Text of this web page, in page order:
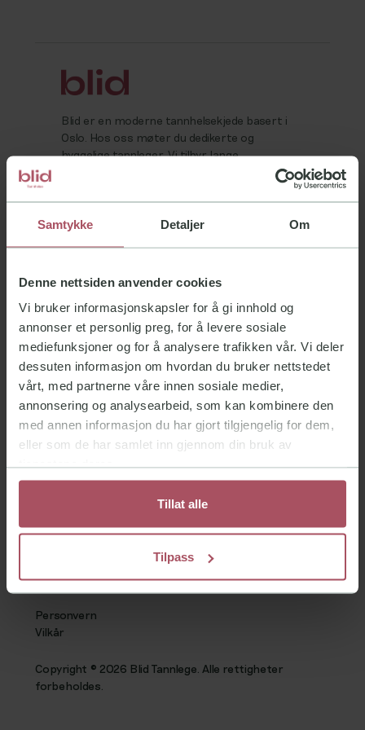
Samtykke Detaljer Om
Denne nettsiden anvender cookies
Vi bruker informasjonskapsler for å gi innhold og
annonser et personlig preg, for å levere sosiale
mediefunksjoner og for å analysere trafikken vår. Vi deler
dessuten informasjon om hvordan du bruker nettstedet
vårt, med partnerne våre innen sosiale medier,
annonsering og analysearbeid, som kan kombinere den
med annen informasjon du har gjort tilgjengelig for dem,
eller som de har samlet inn gjennom din bruk av
tjenestene deres.
Tillat alle
Tilpass
Blid er en moderne tannhelsekjede basert i
Oslo. Hos oss møter du dedikerte og
hyggelige tannleger. Vi tilbyr lange
åpningstider hele uken og behandlinger til
Forside
Om oss
Behandlinger
Tips og råd
Bli ambassasør
Ofte stilte spørsmål
Norwegian
Copyright ©️ 2026 Blid Tannlege. Alle rettigheter
forbeholdes.
Personvern
Vilkår